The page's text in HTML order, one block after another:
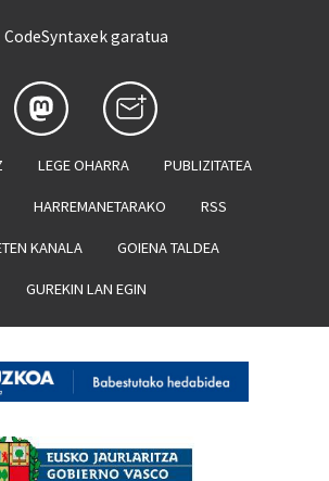
CodeSyntaxek garatua
LEGE OHARRA PUBLIZITATEA
HARREMANETARAKO RSS
KANALA GOIENA TALDEA
GUREKIN LAN EGIN